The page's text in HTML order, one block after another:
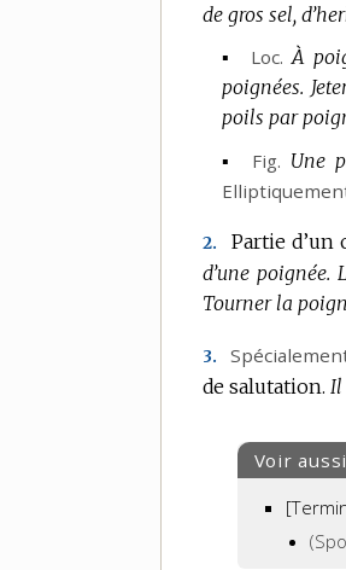
de gros sel,
▪ Loc. À
poignées.
poils par
▪ Fig. Une
2. Partie
d’une poignée.
Tourner la
3.
de salutation. Il
Voir aussi